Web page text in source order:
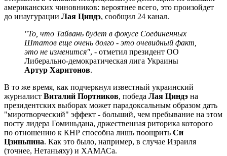
американских чиновников: вероятнее всего, это произойдет
до инаугурации Лая Циндэ, сообщил 24 канал.
"То, что Тайвань будет в фокусе Соединенных
Штатов еще очень долго - это очевидный факт,
это не изменится", - отметил президент ОО
Либерально-демократическая лига Украины
Артур Харитонов.
В то же время, как подчеркнул известный украинский
журналист Виталий Портников, победа Лая Циндэ на
президентских выборах может парадоксальным образом дать
"миротворческий" эффект - больший, чем пребывание на этом
посту лидера Гоминьдана, држественная риторика которого
по отношению к КНР способна лишь поощрить Си
Цзиньпина. Как это было, например, в случае Израиля
(точнее, Нетаньяху) и ХАМАСа.